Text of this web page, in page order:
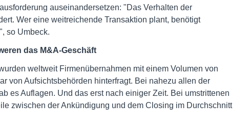
auseinandersetzen: "Das Verhalten der
Wer eine weitreichende Transaktion plant, benötigt
so Umbeck.
das M&A-Geschäft
weltweit Firmenübernahmen mit einem Volumen von
von Aufsichtsbehörden hinterfragt. Bei nahezu allen der
es Auflagen. Und das erst nach einiger Zeit. Bei umstrittenen
zwischen der Ankündigung und dem Closing im Durchschnitt